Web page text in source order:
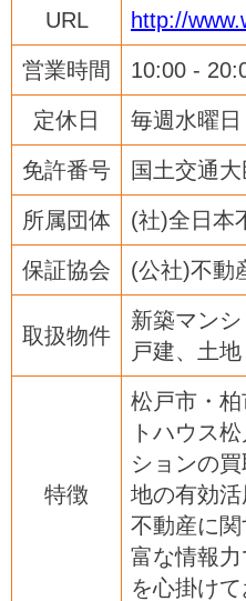
URL http://
営業時間 10:00 -
定休日 毎週水曜日
免許番号 国土交通
所属団体 (社)全日本
保証協会 (公社)不動
取扱物件
新築マン
戸建、土地
特徴
松戸市・
トハウス
ションの
地の有効
不動産に
富な情報
を心掛けて